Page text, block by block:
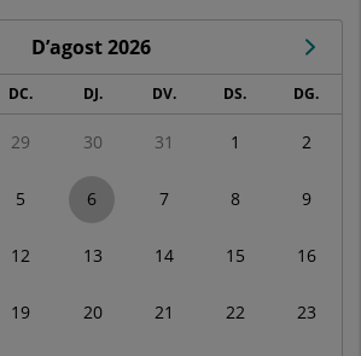
D’agost 2026
DC. DJ. DV. DS. DG.
29 30 31 1 2
5 6 7 8 9
12 13 14 15 16
19 20 21 22 23